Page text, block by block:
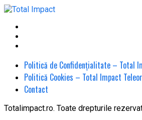
Politică de Confidențialitate – Total
Politică Cookies – Total Impact
Contact
Totalimpact.ro. Toate drepturile